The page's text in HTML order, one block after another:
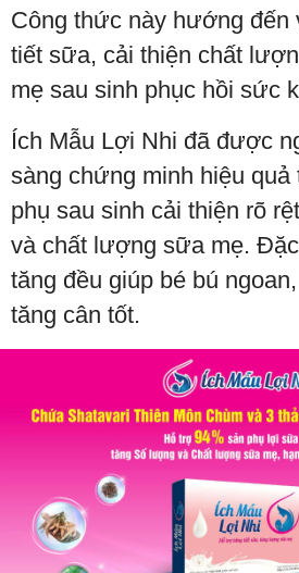
Công thức này hướng đến
tiết sữa, cải thiện chất
mẹ sau sinh phục hồi sức
Ích Mẫu Lợi Nhi đã được
sàng chứng minh hiệu quả
phụ sau sinh cải thiện rõ
và chất lượng sữa mẹ.
tăng đều giúp bé bú
tăng cân tốt.